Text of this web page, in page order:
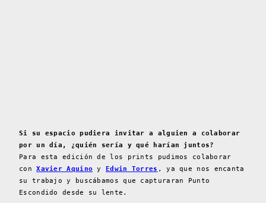
Si su espacio pudiera invitar a alguien a colaborar
por un día, ¿quién sería y qué harían juntos?
Para esta edición de los prints pudimos colaborar
conXavier Aquino y Edwin Torres , ya que nos encanta
su trabajo y buscábamos que capturaran Punto
Escondido desde su lente.